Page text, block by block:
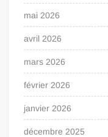
mai 2026
avril 2026
mars 2026
février 2026
janvier 2026
décembre 2025